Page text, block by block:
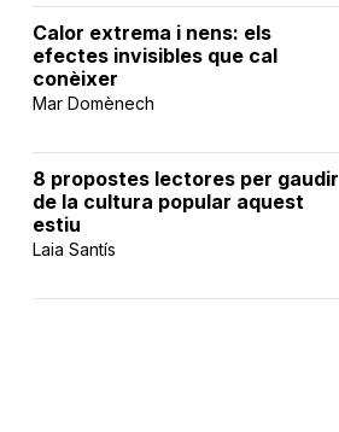
Calor extrema i nens: els
efectes invisibles que cal
conèixer
Mar Domènech
8 propostes lectores per gaudir
de la cultura popular aquest
estiu
Laia Santís